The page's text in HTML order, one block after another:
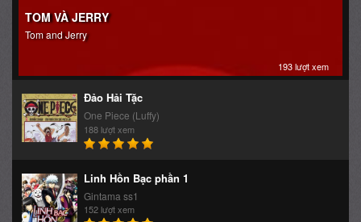
TOM VÀ JERRY
Tom and Jerry
193 lượt xem
Đảo Hải Tặc
One Piece (Luffy)
188 lượt xem
Linh Hồn Bạc phần 1
Gintama ss1
152 lượt xem